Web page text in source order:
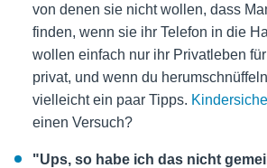
von denen sie nicht wollen, dass
finden, wenn sie ihr Telefon in die
wollen einfach nur ihr Privatleben
privat, und wenn du
vielleicht ein paar Tipps.
einen Versuch?
"Ups, so habe ich das nicht